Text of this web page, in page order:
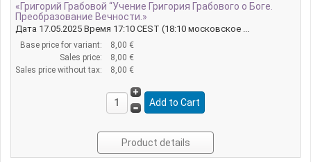
«Григорий Грабовой “Учение Григория Грабового о Боге.
Преобразование Вечности.»
Дата 17.05.2025 Время 17:10 CEST (18:10 московское ...
Base price for variant:
8,00 €
Sales price:
8,00 €
Sales price without tax:
8,00 €
Product details